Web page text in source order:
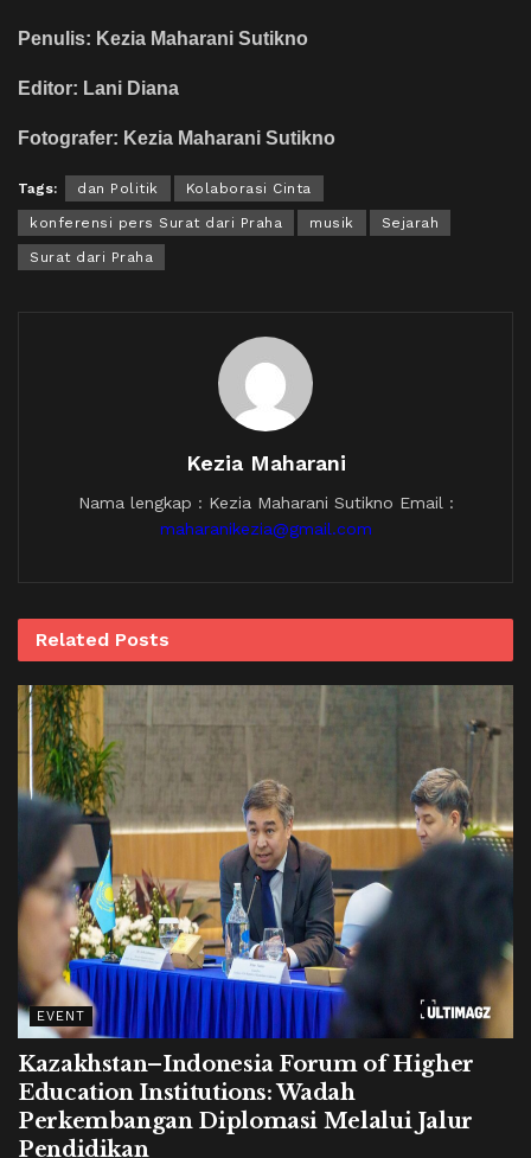
Penulis: Kezia Maharani Sutikno
Editor: Lani Diana
Fotografer: Kezia Maharani Sutikno
Tags: dan Politik Kolaborasi Cinta
konferensi pers Surat dari Praha musik Sejarah
Surat dari Praha
Kezia Maharani
Nama lengkap : Kezia Maharani Sutikno Email :
maharanikezia@gmail.com
Related Posts
EVENT
Kazakhstan–Indonesia Forum of Higher
Education Institutions: Wadah
Perkembangan Diplomasi Melalui Jalur
Pendidikan